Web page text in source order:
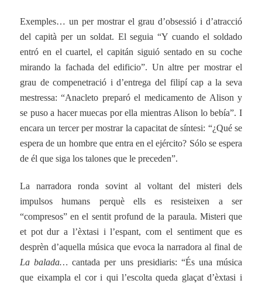
Exemples… un per mostrar el grau d’obsessió i d’atracció
del capità per un soldat. El seguia “Y cuando el soldado
entró en el cuartel, el capitán siguió sentado en su coche
mirando la fachada del edificio”. Un altre per mostrar el
grau de compenetració i d’entrega del filipí cap a la seva
mestressa: “Anacleto preparó el medicamento de Alison y
se puso a hacer muecas por ella mientras Alison lo bebía”. I
encara un tercer per mostrar la capacitat de síntesi: “¿Qué se
espera de un hombre que entra en el ejército? Sólo se espera
de él que siga los talones que le preceden”.
La narradora ronda sovint al voltant del misteri dels
impulsos humans perquè ells es resisteixen a ser
“compresos” en el sentit profund de la paraula. Misteri que
et pot dur a l’èxtasi i l’espant, com el sentiment que es
desprèn d’aquella música que evoca la narradora al final de
La balada… cantada per uns presidiaris: “És una música
que eixampla el cor i qui l’escolta queda glaçat d’èxtasi i